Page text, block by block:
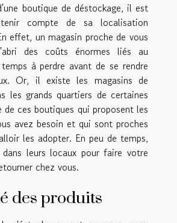
boutique de déstockage, il est
compte de sa localisation
effet, un magasin proche de vous
des coûts énormes liés au
à perdre avant de se rendre
Or, il existe les magasins de
les grands quartiers de certaines
ces boutiques qui proposent les
avez besoin et qui sont proches
les adopter. En peu de temps,
leurs locaux pour faire votre
chez vous.
des produits